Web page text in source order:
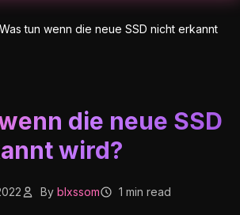
Was tun wenn die neue SSD nicht erkannt
die neue SSD
wird?
By blxssom
1 min read